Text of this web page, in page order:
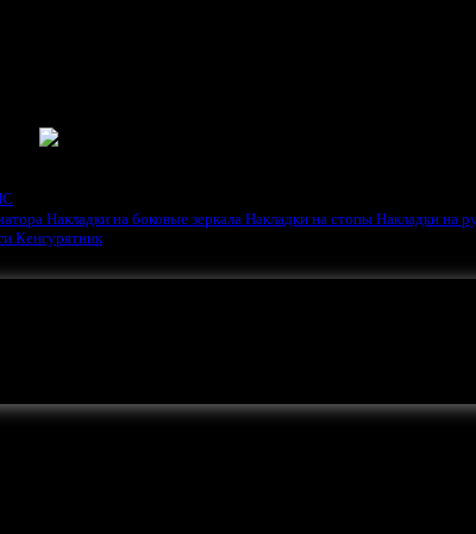
Накладки на боковые зеркала Накладки на стопы Накладки на
Кенгурятник